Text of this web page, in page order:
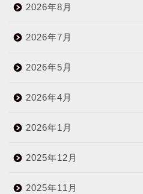
2026年8月
2026年7月
2026年5月
2026年4月
2026年1月
2025年12月
2025年11月